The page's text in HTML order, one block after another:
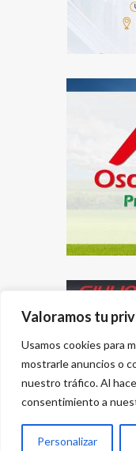
Valoramos tu
Usamos cookies para
mostrarle anuncios o
nuestro tráfico. Al
consentimiento a
Personalizar